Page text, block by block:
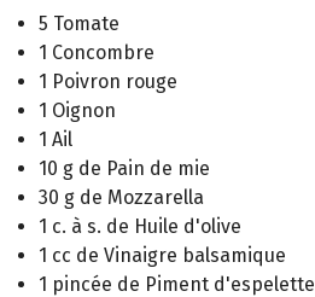
5 Tomate
1 Concombre
1 Poivron rouge
1 Oignon
1 Ail
10 g de Pain de mie
30 g de Mozzarella
1 c. à s. de Huile d'olive
1 cc de Vinaigre balsamique
1 pincée de Piment d'espelette